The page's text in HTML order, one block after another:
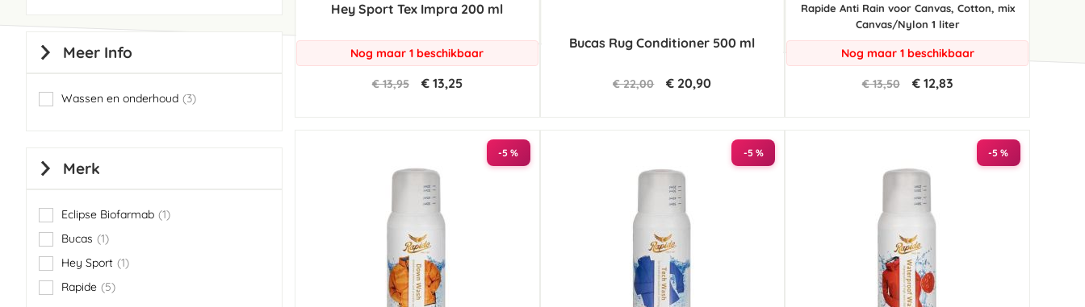
Hey Sport Tex Impra 200 ml
Nog maar 1 beschikbaar
€ 13,95 € 13,25
Bucas Rug Conditioner 500 ml
€ 22,00 € 20,90
rating
Rapide Anti Rain voor Canvas, Cotton, mix
Canvas/Nylon 1 liter
Nog maar 1 beschikbaar
€ 13,50 € 12,83
-5 % -5 % -5 %
Meer Info
Wassen en onderhoud 3
items
Merk
Eclipse Biofarmab 1
item
Bucas
1
item
Hey Sport 1
item
Rapide
5
items